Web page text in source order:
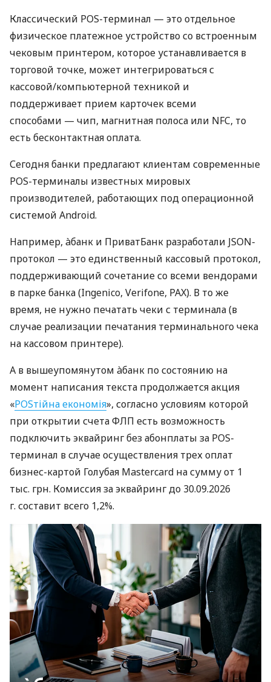
Классический POS-терминал — это отдельное
физическое платежное устройство со встроенным
чековым принтером, которое устанавливается в
торговой точке, может интегрироваться с
кассовой/компьютерной техникой и
поддерживает прием карточек всеми
способами — чип, магнитная полоса или NFC, то
есть бесконтактная оплата.
Сегодня банки предлагают клиентам современные
POS-терминалы известных мировых
производителей, работающих под операционной
системой Android.
Например, àбанк и ПриватБанк разработали JSON-
протокол — это единственный кассовый протокол,
поддерживающий сочетание со всеми вендорами
в парке банка (Ingenico, Verifone, PAX). В то же
время, не нужно печатать чеки с терминала (в
случае реализации печатания терминального чека
на кассовом принтере).
А в вышеупомянутом àбанк по состоянию на
момент написания текста продолжается акция
«POSтійна економія», согласно условиям которой
при открытии счета ФЛП есть возможность
подключить эквайринг без абонплаты за POS-
терминал в случае осуществления трех оплат
бизнес-картой Голубая Mastercard на сумму от 1
тыс. грн. Комиссия за эквайринг до 30.09.2026
г. составит всего 1,2%.